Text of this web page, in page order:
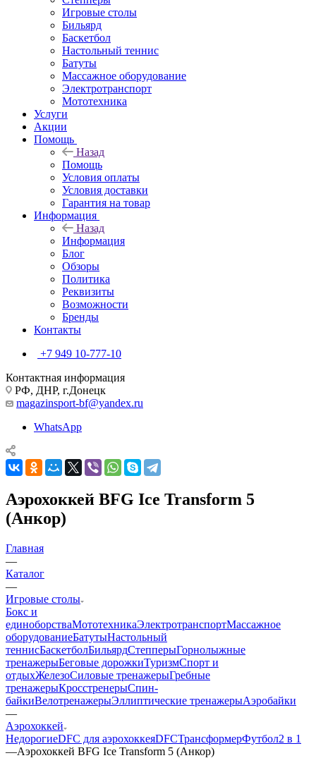
Игровые столы
Бильярд
Баскетбол
Настольный теннис
Батуты
Массажное оборудование
Электротранспорт
Мототехника
Услуги
Акции
Помощь
Назад
Помощь
Условия оплаты
Условия доставки
Гарантия на товар
Информация
Назад
Информация
Блог
Обзоры
Политика
Реквизиты
Возможности
Бренды
Контакты
+7 949 10-777-10
Контактная информация
РФ, ДНР, г.Донецк
magazinsport-bf@yandex.ru
WhatsApp
Аэрохоккей BFG Ice Transform 5
(Анкор)
Главная
—
Каталог
—
Игровые столы
Бокс и
единоборстваМототехникаЭлектротранспортМассажное
оборудованиеБатутыНастольный
теннисБаскетболБильярдСтепперыГорнолыжные
тренажерыБеговые дорожкиТуризмСпорт и
отдыхЖелезоСиловые тренажерыГребные
тренажерыКросстренерыСпин-
байкиВелотренажерыЭллиптические тренажерыАэробайки
—
Аэрохоккей
НедорогиеDFC для аэрохоккеяDFCТрансформерФутбол2 в 1
—Аэрохоккей BFG Ice Transform 5 (Анкор)